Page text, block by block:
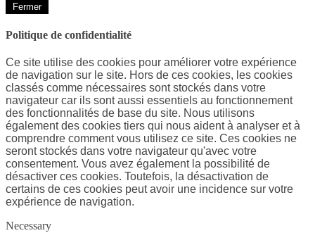
Fermer
Politique de confidentialité
Ce site utilise des cookies pour améliorer votre expérience
de navigation sur le site. Hors de ces cookies, les cookies
classés comme nécessaires sont stockés dans votre
navigateur car ils sont aussi essentiels au fonctionnement
des fonctionnalités de base du site. Nous utilisons
également des cookies tiers qui nous aident à analyser et à
comprendre comment vous utilisez ce site. Ces cookies ne
seront stockés dans votre navigateur qu'avec votre
consentement. Vous avez également la possibilité de
désactiver ces cookies. Toutefois, la désactivation de
certains de ces cookies peut avoir une incidence sur votre
expérience de navigation.
Necessary